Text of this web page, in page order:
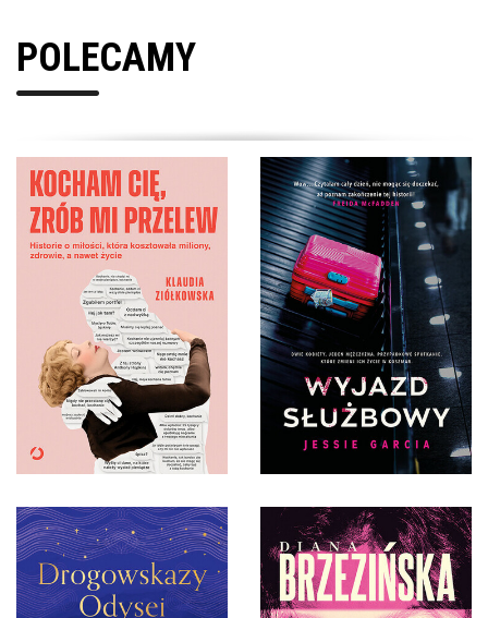
POLECAMY